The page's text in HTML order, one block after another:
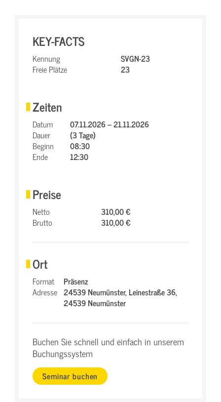
KEY-FACTS
Kennung
SVGN-23
Freie Plätze
23
Zeiten
Datum
07.11.2026 – 21.11.2026
Dauer
(3 Tage)
Beginn
08:30
Ende
12:30
Preise
Netto
310,00 €
Brutto
310,00 €
Ort
Format
Präsenz
Adresse 24539 Neumünster,Leinestraße 36,
24539 Neumünster
Buchen Sie schnell und einfach in unserem
Buchungssystem
Seminar buchen